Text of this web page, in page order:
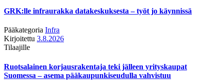
GRK:lle infraurakka datakeskuksesta – työt jo käynnissä
Pääkategoria Infra
Kirjoitettu 3.8.2026
Tilaajille
Ruotsalainen korjausrakentaja teki jälleen yrityskaupat
Suomessa – asema pääkaupunkiseudulla vahvistuu